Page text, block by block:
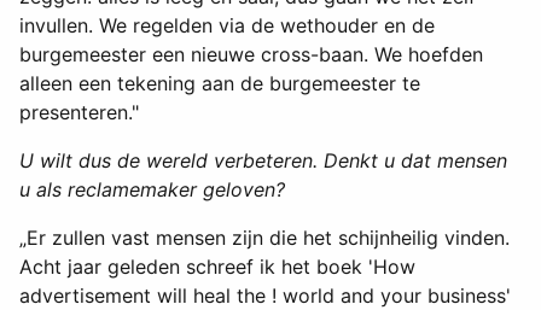
invullen. We regelden via de wethouder en de
burgemeester een nieuwe cross-baan. We hoefden
alleen een tekening aan de burgemeester te
presenteren."
U wilt dus de wereld verbeteren. Denkt u dat mensen
u als reclamemaker geloven?
„Er zullen vast mensen zijn die het schijnheilig vinden.
Acht jaar geleden schreef ik het boek 'How
advertisement will heal the ! world and your business'